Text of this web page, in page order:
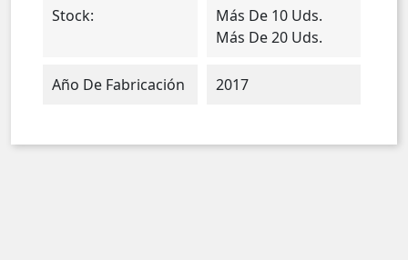
Stock:
Más De 10 Uds.
Más De 20 Uds.
Año De Fabricación 2017